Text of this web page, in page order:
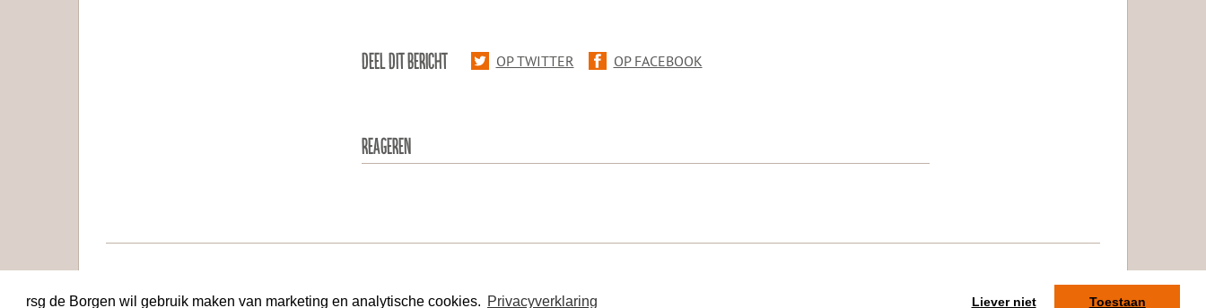
rsg de Borgen wil gebruik maken van marketing en analytische cookies. Privacyverklaring Liever niet Toestaan
DEEL DIT BERICHT OP TWITTER OP FACEBOOK
REAGEREN